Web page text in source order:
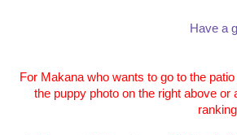
Have a
For Makana who wants to go to the
the puppy photo on the right above